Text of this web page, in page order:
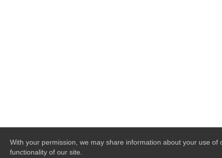
With your permission, we may share information about your use of
functionality of our site.